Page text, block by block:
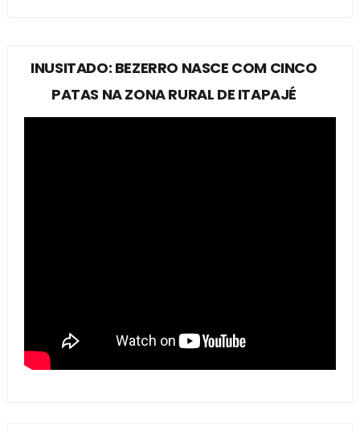
INUSITADO: BEZERRO NASCE COM CINCO
PATAS NA ZONA RURAL DE ITAPAJÉ